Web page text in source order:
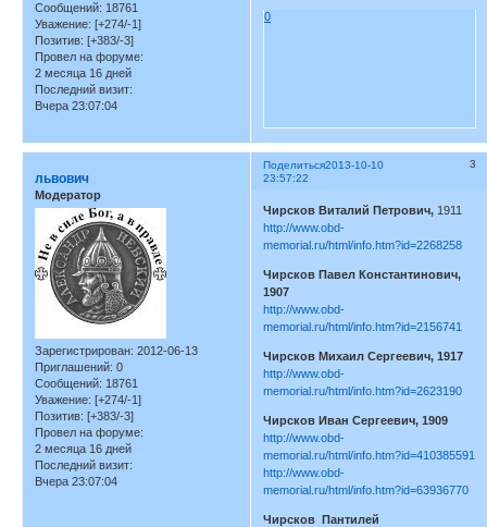
Сообщений: 18761
Уважение: [+274/-1]
Позитив: [+383/-3]
Провел на форуме:
2 месяца 16 дней
Последний визит:
Вчера 23:07:04
0
Поделиться 3
2013-10-10
23:57:22
львович
Модератор
Зарегистрирован: 2012-06-13
Приглашений: 0
Сообщений: 18761
Уважение: [+274/-1]
Позитив: [+383/-3]
Провел на форуме:
2 месяца 16 дней
Последний визит:
Вчера 23:07:04
Чирсков Виталий Петрович, 1911
http://www.obd-
memorial.ru/html/info.htm?id=2268258
Чирсков Павел Константинович,
1907
http://www.obd-
memorial.ru/html/info.htm?id=2156741
Чирсков Михаил Сергеевич, 1917
http://www.obd-
memorial.ru/html/info.htm?id=2623190
Чирсков Иван Сергеевич, 1909
http://www.obd-
memorial.ru/html/info.htm?id=410385591
http://www.obd-
memorial.ru/html/info.htm?id=63936770
Чирсков Пантилей